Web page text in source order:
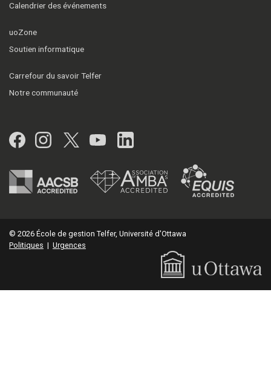
Calendrier des événements
uoZone
Soutien informatique
Carrefour du savoir Telfer
Notre communauté
Facebook
Instagram
Twitter
YouTubeLinkedIn
© 2026 École de gestion Telfer, Université d'Ottawa
Politiques | Urgences